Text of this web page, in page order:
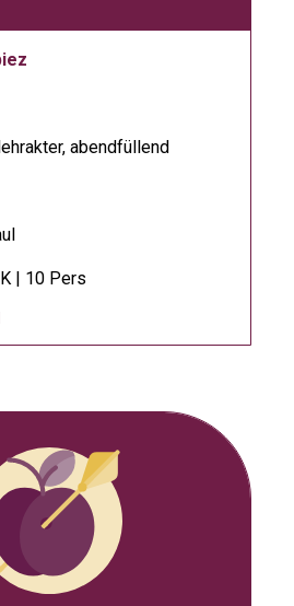
abendfüllend
| 10 Pers